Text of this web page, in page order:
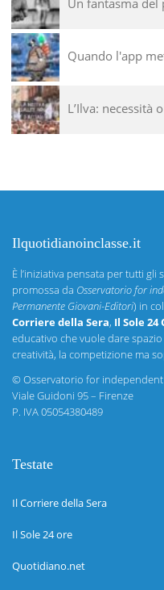
Quando l'app
L’Ilva: necessità
Ilquotidianoinclasse.it
È l’iniziativa pensata per tutti
promossa da Osservatorio for
Permanente Giovani-Editori) in
Corriere della Sera, Il Sole 24
educativo che vuole dare
creatività, la competizione ma
©Osservatorio for
Viale Guidoni 95 – Firenze
P. IVA 05054380489
Testate
Il Corriere della Sera
Il Sole 24 ore
Quotidiano.net